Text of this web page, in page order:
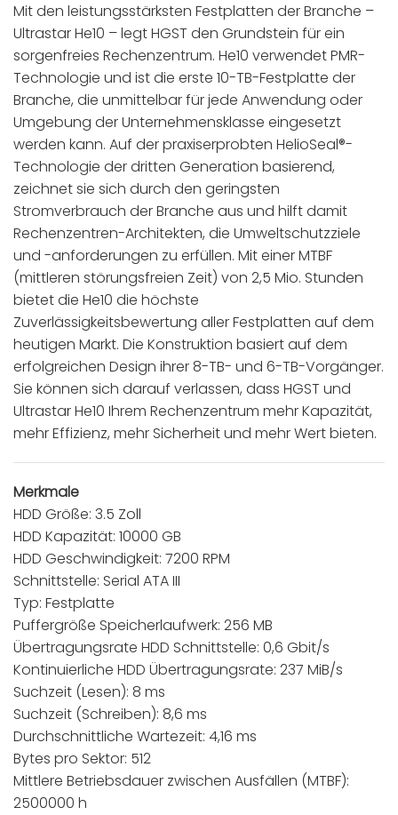
Mit den leistungsstärksten Festplatten der Branche –
Ultrastar He10 – legt HGST den Grundstein für ein
sorgenfreies Rechenzentrum. He10 verwendet PMR-
Technologie und ist die erste 10-TB-Festplatte der
Branche, die unmittelbar für jede Anwendung oder
Umgebung der Unternehmensklasse eingesetzt
werden kann. Auf der praxiserprobten HelioSeal®-
Technologie der dritten Generation basierend,
zeichnet sie sich durch den geringsten
Stromverbrauch der Branche aus und hilft damit
Rechenzentren-Architekten, die Umweltschutzziele
und -anforderungen zu erfüllen. Mit einer MTBF
(mittleren störungsfreien Zeit) von 2,5 Mio. Stunden
bietet die He10 die höchste
Zuverlässigkeitsbewertung aller Festplatten auf dem
heutigen Markt. Die Konstruktion basiert auf dem
erfolgreichen Design ihrer 8-TB- und 6-TB-Vorgänger.
Sie können sich darauf verlassen, dass HGST und
Ultrastar He10 Ihrem Rechenzentrum mehr Kapazität,
mehr Effizienz, mehr Sicherheit und mehr Wert bieten.
Merkmale
HDD Größe: 3.5 Zoll
HDD Kapazität: 10000 GB
HDD Geschwindigkeit: 7200 RPM
Schnittstelle: Serial ATA III
Typ: Festplatte
Puffergröße Speicherlaufwerk: 256 MB
Übertragungsrate HDD Schnittstelle: 0,6 Gbit/s
Kontinuierliche HDD Übertragungsrate: 237 MiB/s
Suchzeit (Lesen): 8 ms
Suchzeit (Schreiben): 8,6 ms
Durchschnittliche Wartezeit: 4,16 ms
Bytes pro Sektor: 512
Mittlere Betriebsdauer zwischen Ausfällen (MTBF):
2500000 h